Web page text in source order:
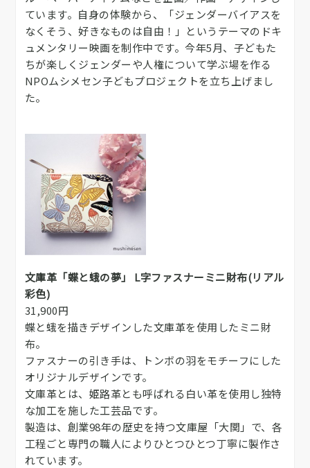
ています。自身の体験から、「ジェンダーバイアスを
なくそう、好きなものは自由！」というテーマのドキ
ュメンタリー映画を制作中です。今年5月、子どもた
ちが楽しくジェンダーや人権について学ぶ場を作る
NPOムシメセン子どもプロジェクトを立ち上げまし
た。
文庫革「蝶と蛾の夢」 L字ファスナーミニ財布(リアル
彩色)
31,900円
蝶と蛾を描きデザインした文庫革を使用したミニ財
布。
ファスナーの引き手は、トンボの羽をモチーフにした
オリジナルデザインです。
文庫革とは、姫路革とも呼ばれる白い革を使用し独特
な加工を施した工芸品です。
製造は、創業98年の歴史を持つ文庫屋「大関」で、各
工程ごと専門の職人によりひとつひとつ丁寧に製作さ
れています。